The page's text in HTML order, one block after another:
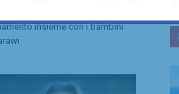
insieme con i bambini